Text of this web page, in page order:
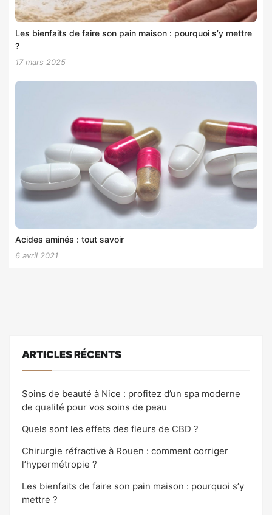
Les bienfaits de faire son pain maison : pourquoi s’y mettre
?
17 mars 2025
Acides aminés : tout savoir
6 avril 2021
ARTICLES RÉCENTS
Soins de beauté à Nice : profitez d’un spa moderne
de qualité pour vos soins de peau
Quels sont les effets des fleurs de CBD ?
Chirurgie réfractive à Rouen : comment corriger
l’hypermétropie ?
Les bienfaits de faire son pain maison : pourquoi s’y
mettre ?